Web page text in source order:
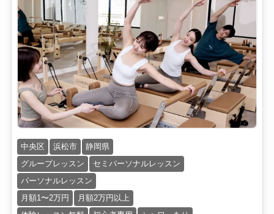
中央区 浜松市
静岡県
グループレッスン
セミパーソナルレッスン
パーソナルレッスン
月額1〜2万円
月額2万円以上